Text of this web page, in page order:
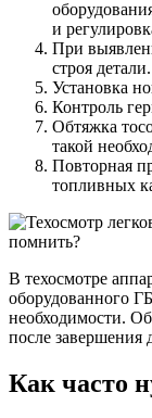
и
При
строя детали.
Установка
Контроль
Обтяжка
такой
Повторная
топливных
В техосмотре
оборудованного
необходимости.
после завершения
Как часто